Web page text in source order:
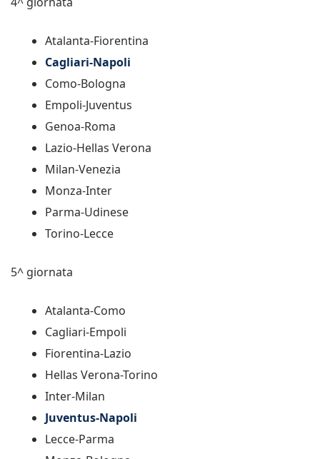
Atalanta-Fiorentina
Cagliari-Napoli
Como-Bologna
Empoli-Juventus
Genoa-Roma
Lazio-Hellas Verona
Milan-Venezia
Monza-Inter
Parma-Udinese
Torino-Lecce
5^ giornata
Atalanta-Como
Cagliari-Empoli
Fiorentina-Lazio
Hellas Verona-Torino
Inter-Milan
Juventus-Napoli
Lecce-Parma